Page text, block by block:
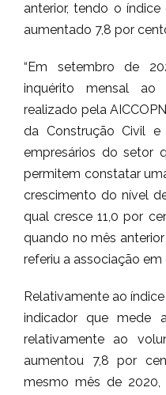
anterior, tendo o
aumentado 7,8 por
“Em setembro de
inquérito mensal ao
realizado pela
da Construção Civil
empresários do setor
permitem constatar
crescimento do nível
qual cresce 11,0 por
quando no mês
referiu a associação
Relativamente ao
indicador que mede
relativamente ao
aumentou 7,8 por
mesmo mês de 2020,